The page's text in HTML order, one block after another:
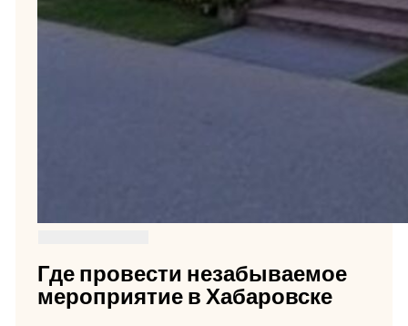
Где провести незабываемое
мероприятие в Хабаровске